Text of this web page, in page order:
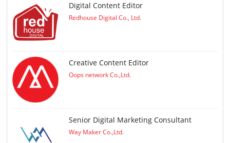
Digital Content Editor
Redhouse Digital Co., Ltd.
Creative Content Editor
Oops network Co.,Ltd.
Senior Digital Marketing Consultant
Way Maker Co.,Ltd.